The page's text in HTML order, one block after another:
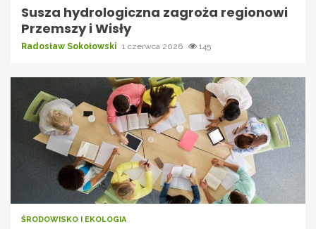
Susza hydrologiczna zagroża regionowi
Przemszy i Wisły
Radosław Sokołowski 1 czerwca 2026 145
ŚRODOWISKO I EKOLOGIA